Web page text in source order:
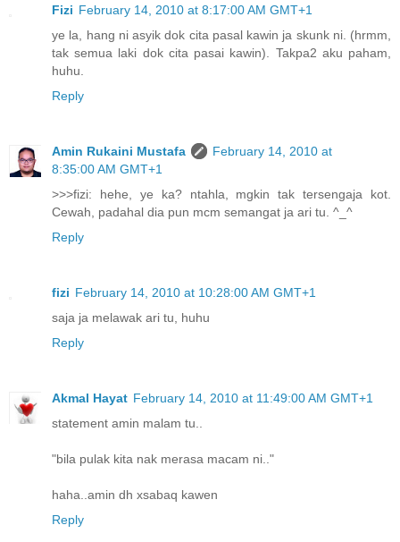
Fizi February 14, 2010 at 8:17:00 AM GMT+1
ye la, hang ni asyik dok cita pasal kawin ja skunk ni. (hrmm,
tak semua laki dok cita pasai kawin). Takpa2 aku paham,
huhu.
Reply
Amin Rukaini Mustafa
February 14, 2010 at
8:35:00 AM GMT+1
>>>fizi: hehe, ye ka? ntahla, mgkin tak tersengaja kot.
Cewah, padahal dia pun mcm semangat ja ari tu. ^_^
Reply
fizi February 14, 2010 at 10:28:00 AM GMT+1
saja ja melawak ari tu, huhu
Reply
Akmal Hayat February 14, 2010 at 11:49:00 AM GMT+1
statement amin malam tu..
"bila pulak kita nak merasa macam ni.."
haha..amin dh xsabaq kawen
Reply